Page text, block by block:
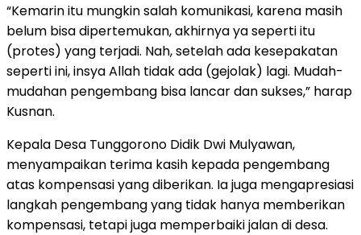
“Kemarin itu mungkin salah komunikasi, karena masih
belum bisa dipertemukan, akhirnya ya seperti itu
(protes) yang terjadi. Nah, setelah ada kesepakatan
seperti ini, insya Allah tidak ada (gejolak) lagi. Mudah-
mudahan pengembang bisa lancar dan sukses,” harap
Kusnan.
Kepala Desa Tunggorono Didik Dwi Mulyawan,
menyampaikan terima kasih kepada pengembang
atas kompensasi yang diberikan. Ia juga mengapresiasi
langkah pengembang yang tidak hanya memberikan
kompensasi, tetapi juga memperbaiki jalan di desa.